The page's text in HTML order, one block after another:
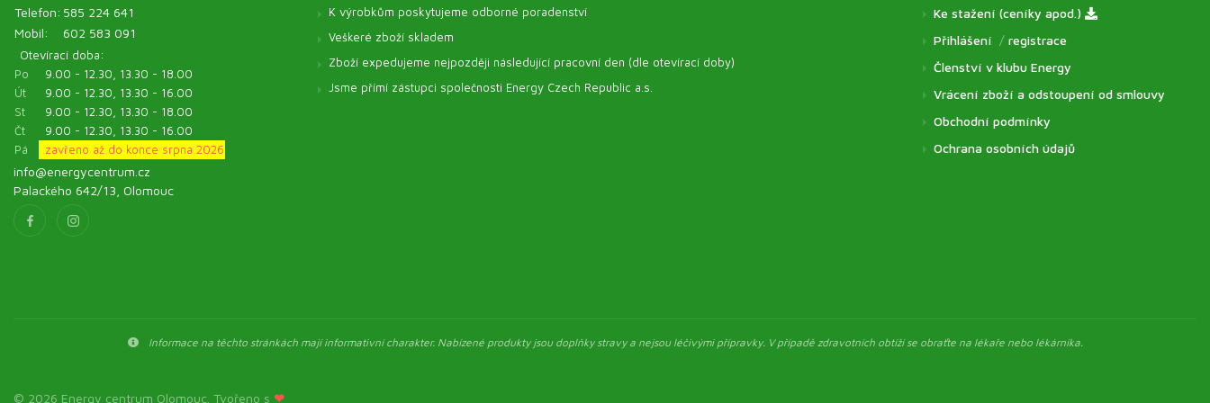
Kosmetické oleje
Veterinární produkty - Pentagram
Veterinární produkty - ostatní
Pomůcky
Telefon: 585 224 641
Mobil:
602 583 091
Otevírací doba:
Po
9.00 - 12.30, 13.30 - 18.00
Út
9.00 - 12.30, 13.30 - 16.00
St
9.00 - 12.30, 13.30 - 18.00
Čt
9.00 - 12.30, 13.30 - 16.00
Pá
zavřeno až do konce srpna 2026
info@energycentrum.cz
Palackého 642/13, Olomouc
K výrobkům poskytujeme odborné poradenství
Veškeré zboží skladem
Zboží expedujeme nejpozději následující pracovní den (dle otevírací doby)
Jsme přímí zástupci společnosti Energy Czech Republic a.s.
Ke stažení (ceníky apod.)
Přihlášení / registrace
Členství v klubu Energy
Vrácení zboží a odstoupení od smlouvy
Obchodní podmínky
Ochrana osobních údajů
Informace na těchto stránkách mají informativní charakter. Nabízené produkty jsou doplňky stravy a nejsou léčivými přípravky. V případě zdravotních obtíží se obraťte na lékaře nebo lékárníka.
© 2026 Energy centrum Olomouc. Tvořeno s ❤